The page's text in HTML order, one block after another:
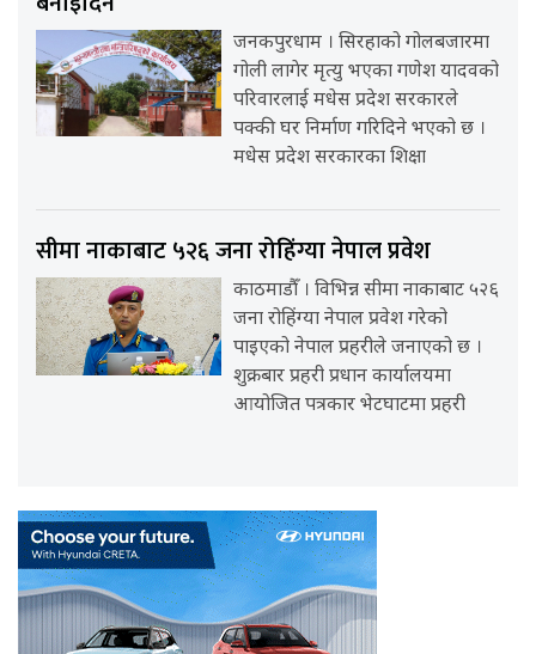
जनकपुरधाम । सिरहाको गोलबजारमा
गोली लागेर मृत्यु भएका गणेश यादवको
परिवारलाई मधेस प्रदेश सरकारले
पक्की घर निर्माण गरिदिने भएको छ ।
मधेस प्रदेश सरकारका शिक्षा
सीमा नाकाबाट ५२६ जना रोहिंग्या नेपाल प्रवेश
काठमाडौँ । विभिन्न सीमा नाकाबाट ५२६
जना रोहिंग्या नेपाल प्रवेश गरेको
पाइएको नेपाल प्रहरीले जनाएको छ ।
शुक्रबार प्रहरी प्रधान कार्यालयमा
आयोजित पत्रकार भेटघाटमा प्रहरी